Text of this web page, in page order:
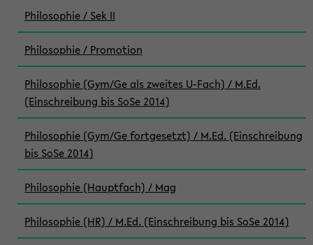
Philosophie / Sek II
Philosophie / Promotion
Philosophie (Gym/Ge als zweites U-Fach) / M.Ed.
(Einschreibung bis SoSe 2014)
Philosophie (Gym/Ge fortgesetzt) / M.Ed. (Einschreibung
bis SoSe 2014)
Philosophie (Hauptfach) / Mag
Philosophie (HR) / M.Ed. (Einschreibung bis SoSe 2014)